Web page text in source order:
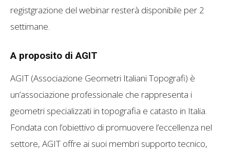
registgrazione del webinar resterà disponibile per 2
settimane.
A proposito di AGIT
AGIT (Associazione Geometri Italiani Topografi) è
un’associazione professionale che rappresenta i
geometri specializzati in topografia e catasto in Italia.
Fondata con l’obiettivo di promuovere l’eccellenza nel
settore, AGIT offre ai suoi membri supporto tecnico,